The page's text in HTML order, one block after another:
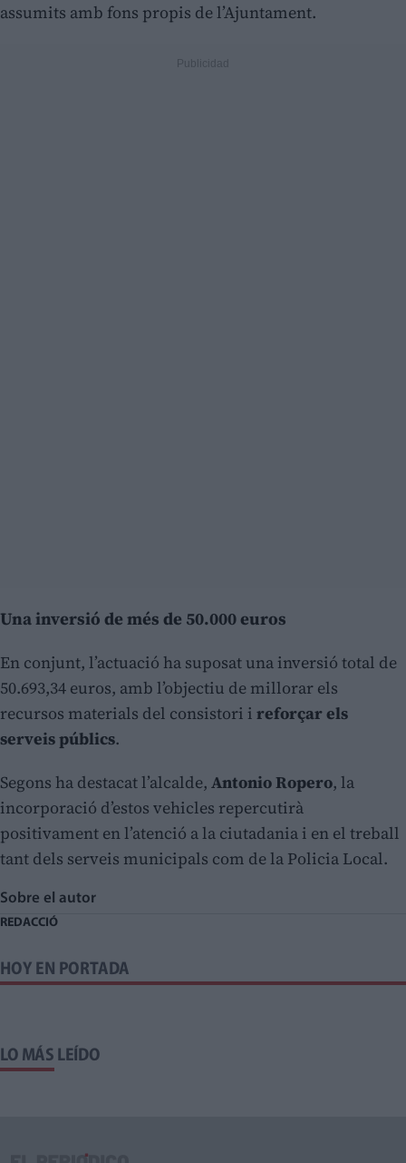
assumits amb fons propis de l’Ajuntament.
Una inversió de més de 50.000 euros
En conjunt, l’actuació ha suposat una inversió total de
50.693,34 euros, amb l’objectiu de millorar els
recursos materials del consistori i reforçar els
serveis públics.
Segons ha destacat l’alcalde, Antonio Ropero, la
incorporació d’estos vehicles repercutirà
positivament en l’atenció a la ciutadania i en el treball
tant dels serveis municipals com de la Policia Local.
Sobre el autor
REDACCIÓ
HOY EN PORTADA
LO MÁS LEÍDO